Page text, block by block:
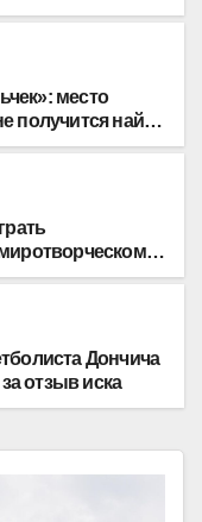
место
получится найти
Дончича
отзыв иска